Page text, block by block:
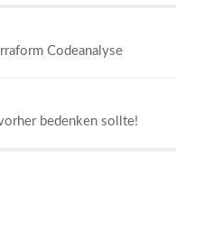
Codeanalyse
bedenken sollte!